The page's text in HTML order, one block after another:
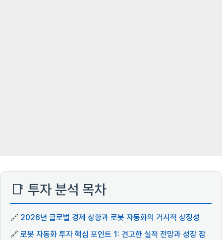
📑 투자 분석 목차
🔗 2026년 글로벌 경제 상황과 로봇 자동화의 거시적 상징성
🔗 로봇 자동화 투자 핵심 포인트 1: 견고한 실적 전망과 성장 잠